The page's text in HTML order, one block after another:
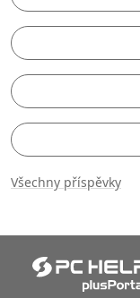
Všechny příspěvky